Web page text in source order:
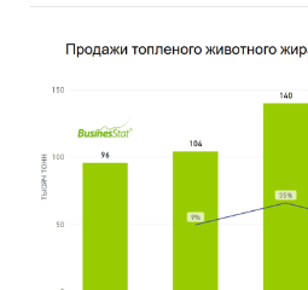
NESTLE ENTERPRISES S.A.
- В импорте наибольшую
сегмент middle-priced с
поставки сегмента из
Венгрия. Сегмент high-
долей в 16,7%
Таиланд, Франция,
- Большую часть продукции